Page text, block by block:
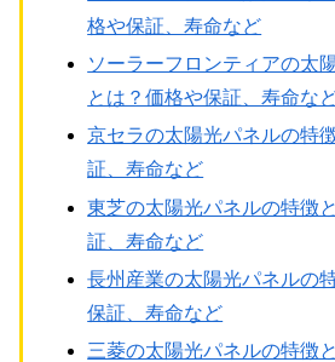
格や保証、寿命など
ソーラーフロンティアの太
とは？価格や保証、寿命な
京セラの太陽光パネルの特
証、寿命など
東芝の太陽光パネルの特徴
証、寿命など
長州産業の太陽光パネルの
保証、寿命など
三菱の太陽光パネルの特徴